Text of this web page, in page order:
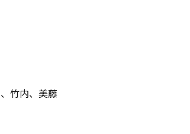
竹内、美藤